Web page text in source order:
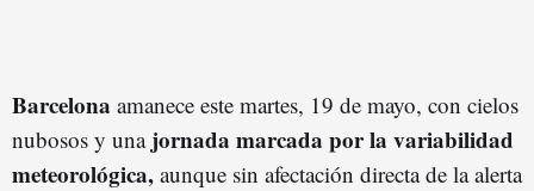
Barcelona amanece este martes, 19 de mayo, con cielos
nubosos y unajornada marcada por la variabilidad
meteorológica, aunque sin afectación directa de la alerta